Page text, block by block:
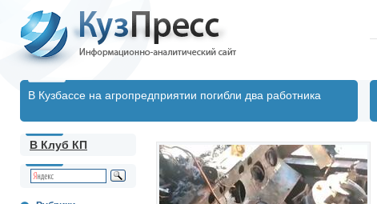
В Кузбассе на агропредприятии погибли два работника
В Клуб КП